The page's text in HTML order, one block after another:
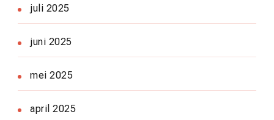
juli 2025
juni 2025
mei 2025
april 2025